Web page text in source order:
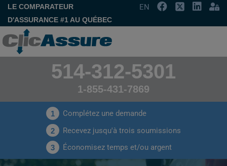
LE COMPARATEUR
D'ASSURANCE #1 AU QUÉBEC
EN
514-312-5301
1-855-431-7869
1 Complétez une demande
2 Recevez jusqu'à trois soumissions
3 Économisez temps et/ou argent